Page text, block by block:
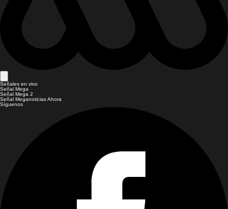
Señales en vivo
Señal Mega
Señal Mega 2
Señal Meganoticias Ahora
Síguenos